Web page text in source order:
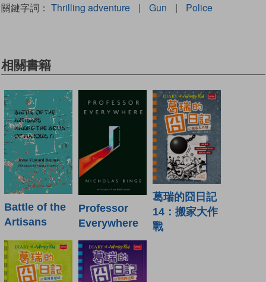
關鍵字詞： Thrilling adventure | Gun | Police
相關書籍
Battle of the
Artisans
Professor
Everywhere
葛瑞的囧日記
14：搬家大作
戰